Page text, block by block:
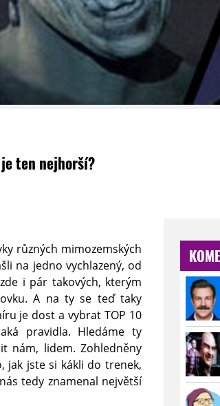
ten nejhorší?
různých mimozemských
na jedno vychlazený, od
i pár takových, kterým
A na ty se teď taky
je dost a vybrat TOP 10
pravidla. Hledáme ty
nám, lidem. Zohledněny
jak jste si kákli do trenek,
tedy znamenal největší